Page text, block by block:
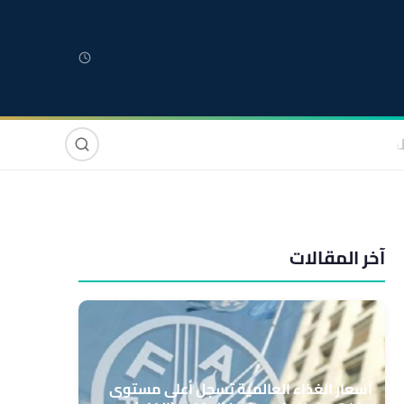
صوت وصورة
آخر المقالات
أسعار الغذاء العالمية تسجل أعلى مستوى